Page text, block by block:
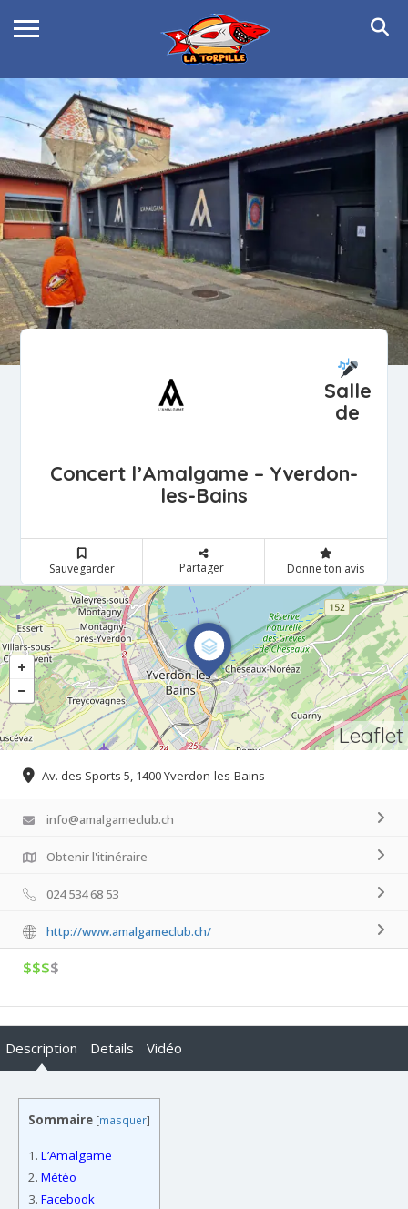
Salle
de
Concert l’Amalgame – Yverdon-
les-Bains
Sauvegarder Partager Donne ton avis
Leaflet
Av. des Sports 5, 1400 Yverdon-les-Bains
info@amalgameclub.ch
Obtenir l'itinéraire
024 534 68 53
http://www.amalgameclub.ch/
$$$$
Description Details Vidéo
Sommaire [masquer]
1. L’Amalgame
2. Météo
3. Facebook